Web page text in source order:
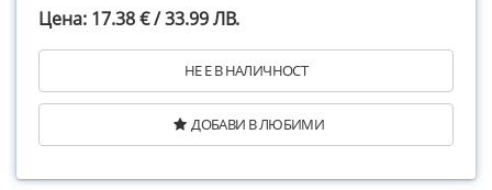
Цена: 17.38 € / 33.99 ЛВ.
НЕ Е В НАЛИЧНОСТ
ДОБАВИ В ЛЮБИМИ